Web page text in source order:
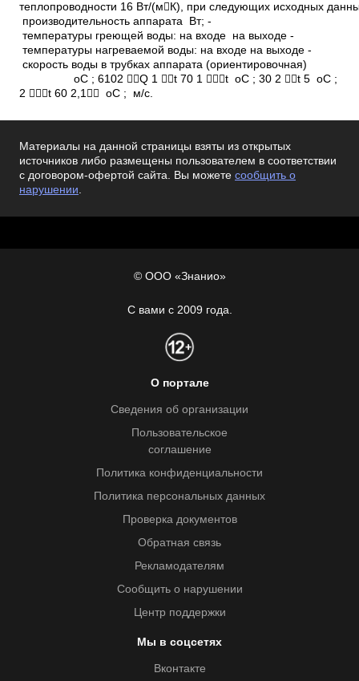
Материалы на данной страницы взяты из открытых
источников либо размещены пользователем в соответствии
с договором-офертой сайта. Вы можете сообщить о
нарушении.
© ООО «Знанио»
С вами с 2009 года.
О портале
Сведения об организации
Пользовательское
соглашение
Политика конфиденциальности
Политика персональных данных
Проверка документов
Обратная связь
Рекламодателям
Сообщить о нарушении
Центр поддержки
Мы в соцсетях
Вконтакте